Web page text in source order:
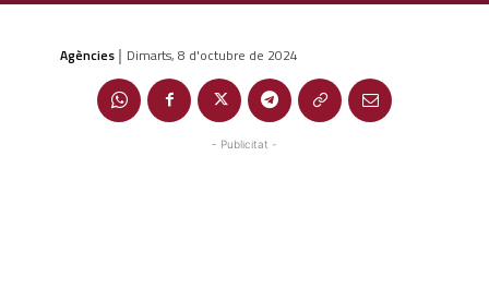
Agències | Dimarts, 8 d'octubre de 2024
- Publicitat -